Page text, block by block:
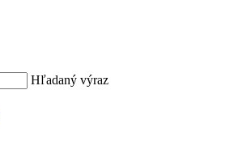
Hľadaný výraz